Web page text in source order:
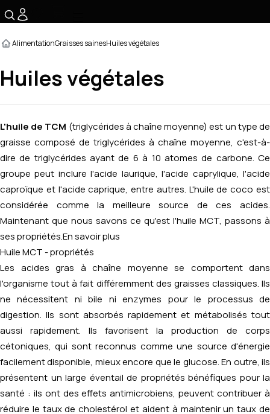
AlimentationGraisses sainesHuiles végétales
Huiles végétales
L'huile de TCM (triglycérides à chaîne moyenne) est un type de
graisse composé de triglycérides à chaîne moyenne, c'est-à-
dire de triglycérides ayant de 6 à 10 atomes de carbone. Ce
groupe peut inclure l'acide laurique, l'acide caprylique, l'acide
caproïque et l'acide caprique, entre autres. L'huile de coco est
considérée comme la meilleure source de ces acides.
Maintenant que nous savons ce qu'est l'huile MCT, passons à
ses propriétés. En savoir plus
Huile MCT - propriétés
Les acides gras à chaîne moyenne se comportent dans
l'organisme tout à fait différemment des graisses classiques. Ils
ne nécessitent ni bile ni enzymes pour le processus de
digestion. Ils sont absorbés rapidement et métabolisés tout
aussi rapidement. Ils favorisent la production de corps
cétoniques, qui sont reconnus comme une source d'énergie
facilement disponible, mieux encore que le glucose. En outre, ils
présentent un large éventail de propriétés bénéfiques pour la
santé : ils ont des effets antimicrobiens, peuvent contribuer à
réduire le taux de cholestérol et aident à maintenir un taux de